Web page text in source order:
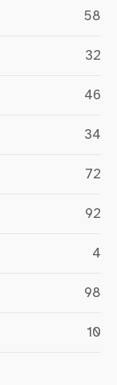
58
32
46
34
72
92
4
98
10